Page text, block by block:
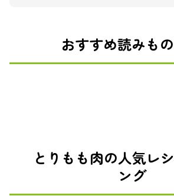
おすすめ読みも
とりもも肉の人気レ
ング